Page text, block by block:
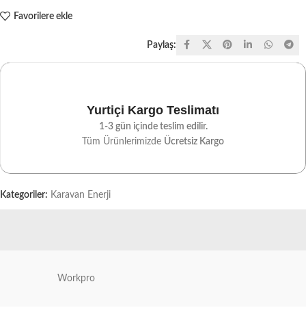
Favorilere ekle
Paylaş:
Yurtiçi Kargo Teslimatı
1-3 gün içinde teslim edilir.
Tüm Ürünlerimizde Ücretsiz Kargo
Kategoriler: Karavan Enerji
Workpro